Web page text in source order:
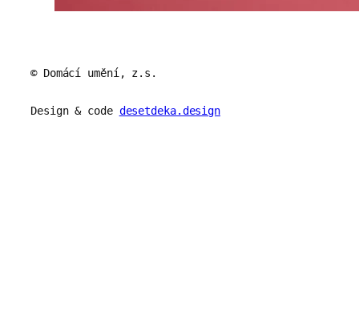
© Domácí umění, z.s.
Design & code desetdeka.design